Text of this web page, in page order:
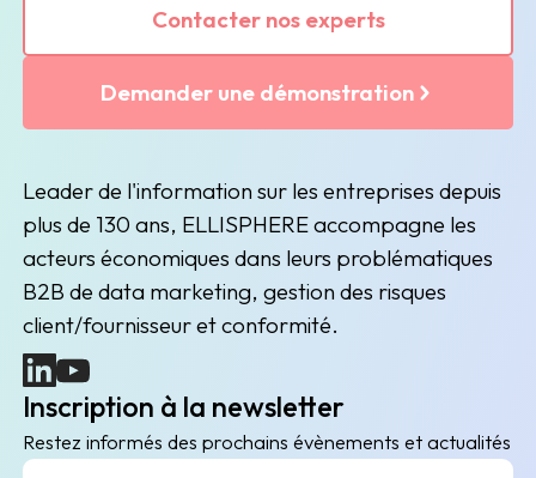
Contacter nos experts
Demander une démonstration
Leader de l'information sur les entreprises depuis
plus de 130 ans, ELLISPHERE accompagne les
acteurs économiques dans leurs problématiques
B2B de data marketing, gestion des risques
client/fournisseur et conformité.
(nouvelle fenêtre)
(nouvelle fenêtre)
Inscription à la newsletter
Restez informés des prochains évènements et actualités